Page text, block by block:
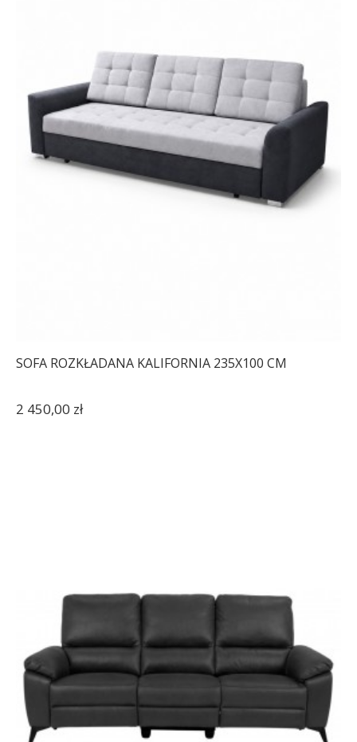
SOFA ROZKŁADANA KALIFORNIA 235X100 CM
2 450,00 zł